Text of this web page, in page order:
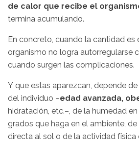
de calor que recibe el
termina acumulando.
En concreto, cuando la cantidad es
organismo no logra autorregularse
cuando surgen las complicaciones.
Y que estas aparezcan, depende
del individuo –edad avanzada,
hidratación, etc.–, de la humedad
grados que haga en el ambiente,
directa al sol o de la actividad física